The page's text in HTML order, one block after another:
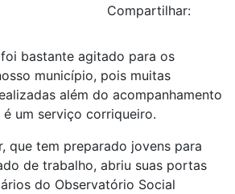
Compartilhar:
bastante agitado para os
município, pois muitas
além do acompanhamento
um serviço corriqueiro.
que tem preparado jovens para
de trabalho, abriu suas portas
do Observatório Social